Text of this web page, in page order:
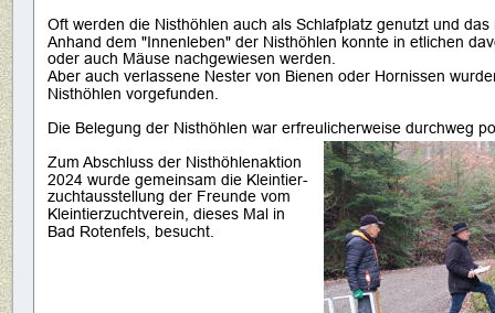
Oft werden die Nisthöhlen auch als Schlafplatz genutzt und
Anhand dem "Innenleben" der Nisthöhlen konnte in etlichen
oder auch Mäuse nachgewiesen werden.
Aber auch verlassene Nester von Bienen oder Hornissen
Nisthöhlen vorgefunden.
Die Belegung der Nisthöhlen war erfreulicherweise durchweg
Zum Abschluss der Nisthöhlenaktion
2024 wurde gemeinsam die Kleintier-
zuchtausstellung der Freunde vom
Kleintierzuchtverein, dieses Mal in
Bad Rotenfels, besucht.